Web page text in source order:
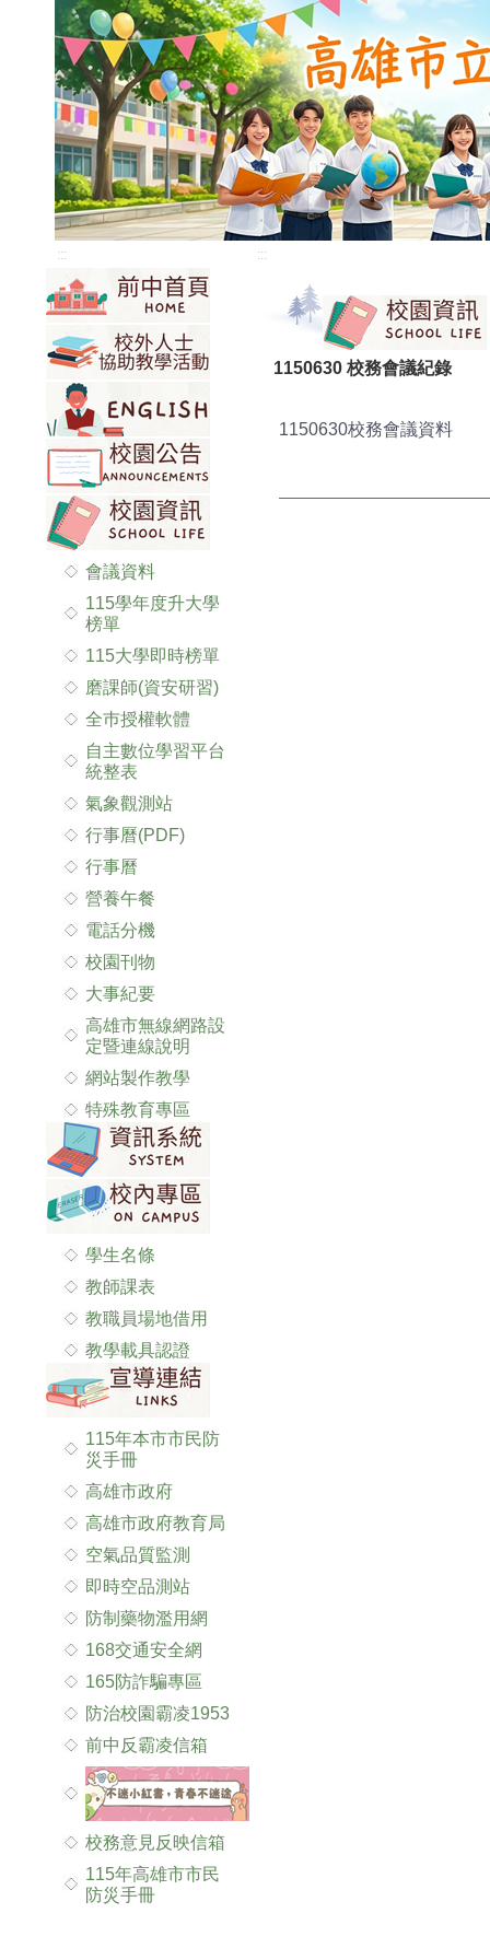
:::
會議資料
115學年度升大學
榜單
115大學即時榜單
磨課師(資安研習)
全巿授權軟體
自主數位學習平台
統整表
氣象觀測站
行事曆(PDF)
行事曆
營養午餐
電話分機
校園刊物
大事紀要
高雄市無線網路設
定暨連線說明
網站製作教學
特殊教育專區
學生名條
教師課表
教職員場地借用
教學載具認證
115年本市市民防
災手冊
高雄市政府
高雄市政府教育局
空氣品質監測
即時空品測站
防制藥物濫用網
168交通安全網
165防詐騙專區
防治校園霸凌1953
前中反霸凌信箱
校務意見反映信箱
115年高雄市市民
防災手冊
:::
1150630 校務會議紀錄
1150630校務會議資料